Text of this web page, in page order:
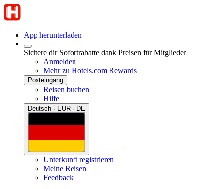
App herunterladen
Sichere dir Sofortrabatte dank Preisen für Mitglieder
Anmelden
Mehr zu Hotels.com Rewards
Posteingang
Reisen buchen
Hilfe
Deutsch · EUR · DE
Unterkunft registrieren
Meine Reisen
Feedback